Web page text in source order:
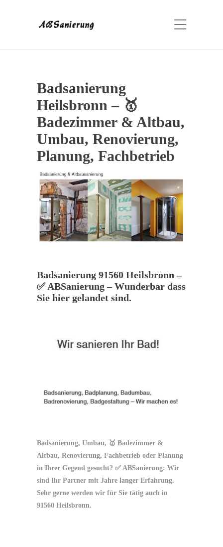
Badsanierung
Heilsbronn – 🥇
Badezimmer & Altbau,
Umbau, Renovierung,
Planung, Fachbetrieb
Badsanierung 91560 Heilsbronn –
✅ ABSanierung – Wunderbar dass
Sie hier gelandet sind.
Badsanierung, Umbau, 🥇 Badezimmer &
Altbau, Renovierung, Fachbetrieb oder Planung
in Ihrer Gegend gesucht? ✅ ABSanierung: Wir
sind Ihr Partner mit Jahre langer Erfahrung.
Sehr gerne werden wir für Sie tätig auch in
91560 Heilsbronn.